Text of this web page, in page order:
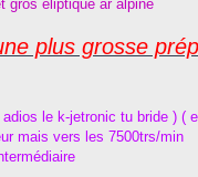
gros eliptique ar alpine
plus grosse
le k-jetronic tu bride ) (
mais vers les 7500trs/min